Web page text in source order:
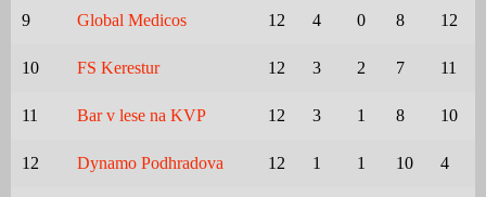
9 Global Medicos 12 4 0 8 12
10 FS Kerestur 12 3 2 7 11
11 Bar v lese na KVP 12 3 1 8 10
12 Dynamo Podhradova 12 1 1 10 4